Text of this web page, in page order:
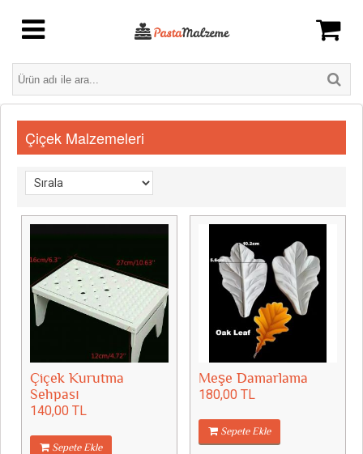
Çiçek Malzemeleri
Çiçek Kurutma
Sehpası
140,00 TL
Sepete Ekle
Meşe Damarlama
180,00 TL
Sepete Ekle